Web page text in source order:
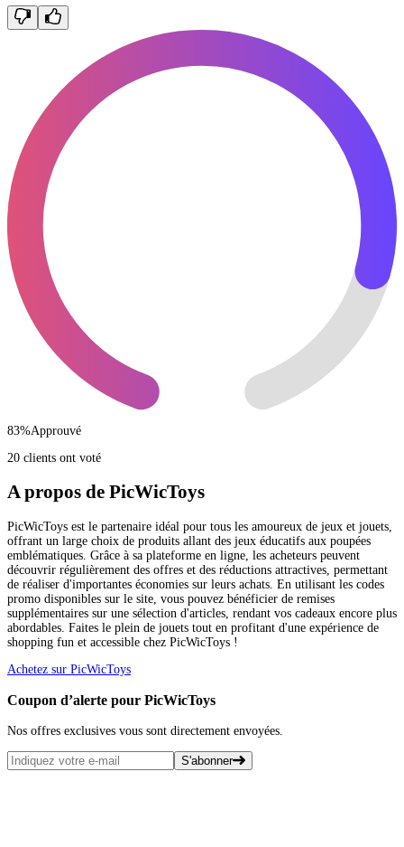
83%Approuvé
20 clients ont voté
A propos de PicWicToys
PicWicToys est le partenaire idéal pour tous les amoureux de jeux et jouets,
offrant un large choix de produits allant des jeux éducatifs aux poupées
emblématiques. Grâce à sa plateforme en ligne, les acheteurs peuvent
découvrir régulièrement des offres et des réductions attractives, permettant
de réaliser d'importantes économies sur leurs achats. En utilisant les codes
promo disponibles sur le site, vous pouvez bénéficier de remises
supplémentaires sur une sélection d'articles, rendant vos cadeaux encore plus
abordables. Faites le plein de jouets tout en profitant d'une expérience de
shopping fun et accessible chez PicWicToys !
Achetez sur PicWicToys
Coupon d’alerte pour PicWicToys
Nos offres exclusives vous sont directement envoyées.
S'abonner